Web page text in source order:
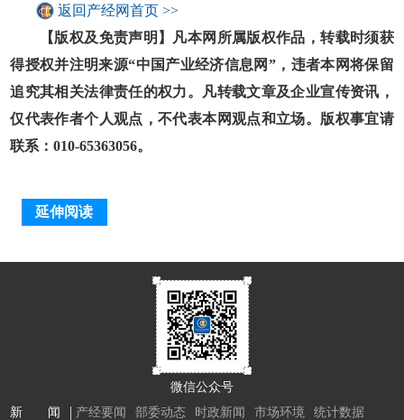
返回产经网首页 >>
【版权及免责声明】凡本网所属版权作品，转载时须获
得授权并注明来源“中国产业经济信息网”，违者本网将保留
追究其相关法律责任的权力。凡转载文章及企业宣传资讯，
仅代表作者个人观点，不代表本网观点和立场。版权事宜请
联系：010-65363056。
延伸阅读
微信公众号
新 闻
产经要闻 部委动态 时政新闻 市场环境 统计数据